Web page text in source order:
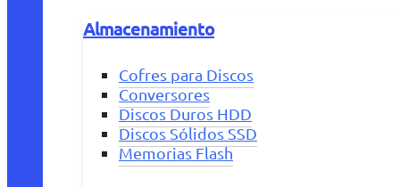
Almacenamiento
Cofres para Discos
Conversores
Discos Duros HDD
Discos Sólidos SSD
Memorias Flash